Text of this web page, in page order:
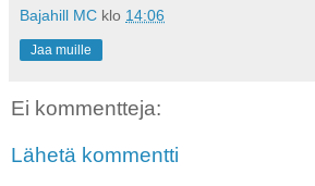
Bajahill MC klo 14:06
Jaa muille
Ei kommentteja:
Lähetä kommentti